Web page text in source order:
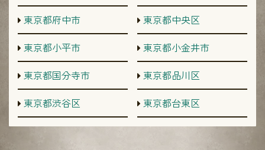
東京都府中市
東京都中央区
東京都小平市
東京都小金井市
東京都国分寺市
東京都品川区
東京都渋谷区
東京都台東区